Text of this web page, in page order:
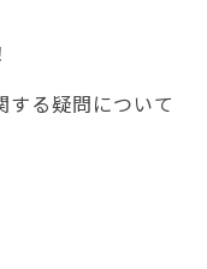
る疑問について